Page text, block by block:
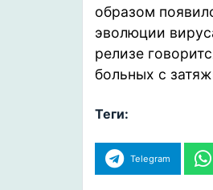
образом
эволюции
релизе
больных с
Теги:
Telegram